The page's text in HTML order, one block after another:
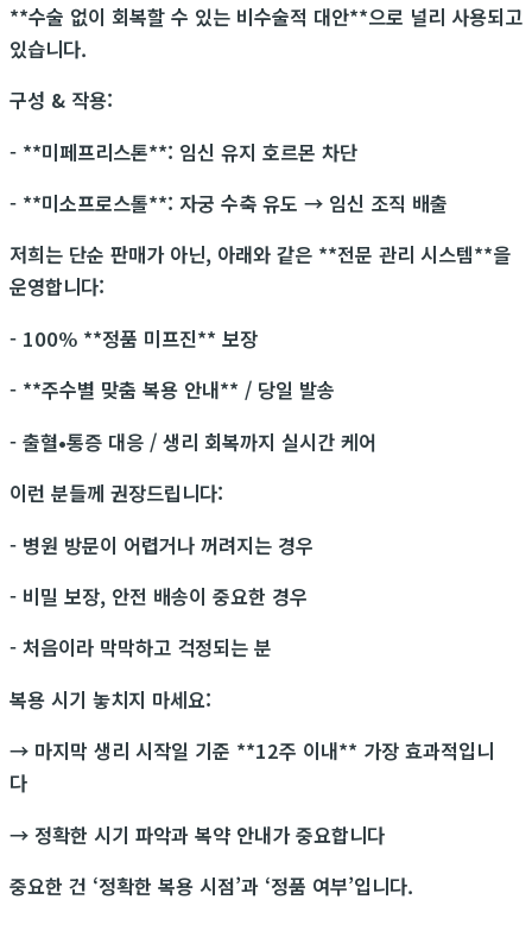
**수술 없이 회복할 수 있는 비수술적 대안**으로 널리 사용되고
있습니다.
구성 & 작용:
- **미페프리스톤**: 임신 유지 호르몬 차단
- **미소프로스톨**: 자궁 수축 유도 → 임신 조직 배출
저희는 단순 판매가 아닌, 아래와 같은 **전문 관리 시스템**을
운영합니다:
- 100% **정품 미프진** 보장
- **주수별 맞춤 복용 안내** / 당일 발송
- 출혈•통증 대응 / 생리 회복까지 실시간 케어
이런 분들께 권장드립니다:
- 병원 방문이 어렵거나 꺼려지는 경우
- 비밀 보장, 안전 배송이 중요한 경우
- 처음이라 막막하고 걱정되는 분
복용 시기 놓치지 마세요:
→ 마지막 생리 시작일 기준 **12주 이내** 가장 효과적입니
다
→ 정확한 시기 파악과 복약 안내가 중요합니다
중요한 건 ‘정확한 복용 시점’과 ‘정품 여부’입니다.